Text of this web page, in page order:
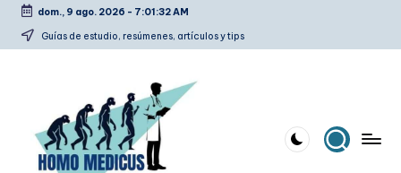
Saltar
dom., 9 ago. 2026 - 7:01:33 AM
Guías de estudio, resúmenes, artículos y tips